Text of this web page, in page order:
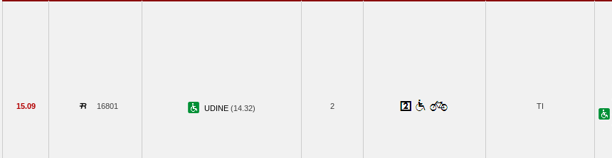
15.09 16801 UDINE (14.32) 2 TI